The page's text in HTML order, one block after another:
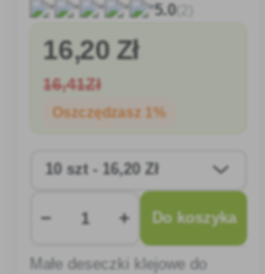
5.0(2)
16,20 Zł
16,41Zł
Oszczędzasz 1%
− + Do koszyka
Małe deseczki klejowe do